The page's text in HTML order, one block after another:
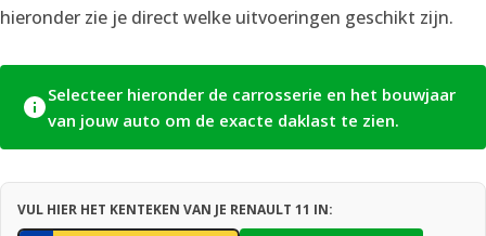
hieronder zie je direct welke uitvoeringen geschikt zijn.
Selecteer hieronder de carrosserie en het bouwjaar
van jouw auto om de exacte daklast te zien.
VUL HIER HET KENTEKEN VAN JE RENAULT 11 IN: